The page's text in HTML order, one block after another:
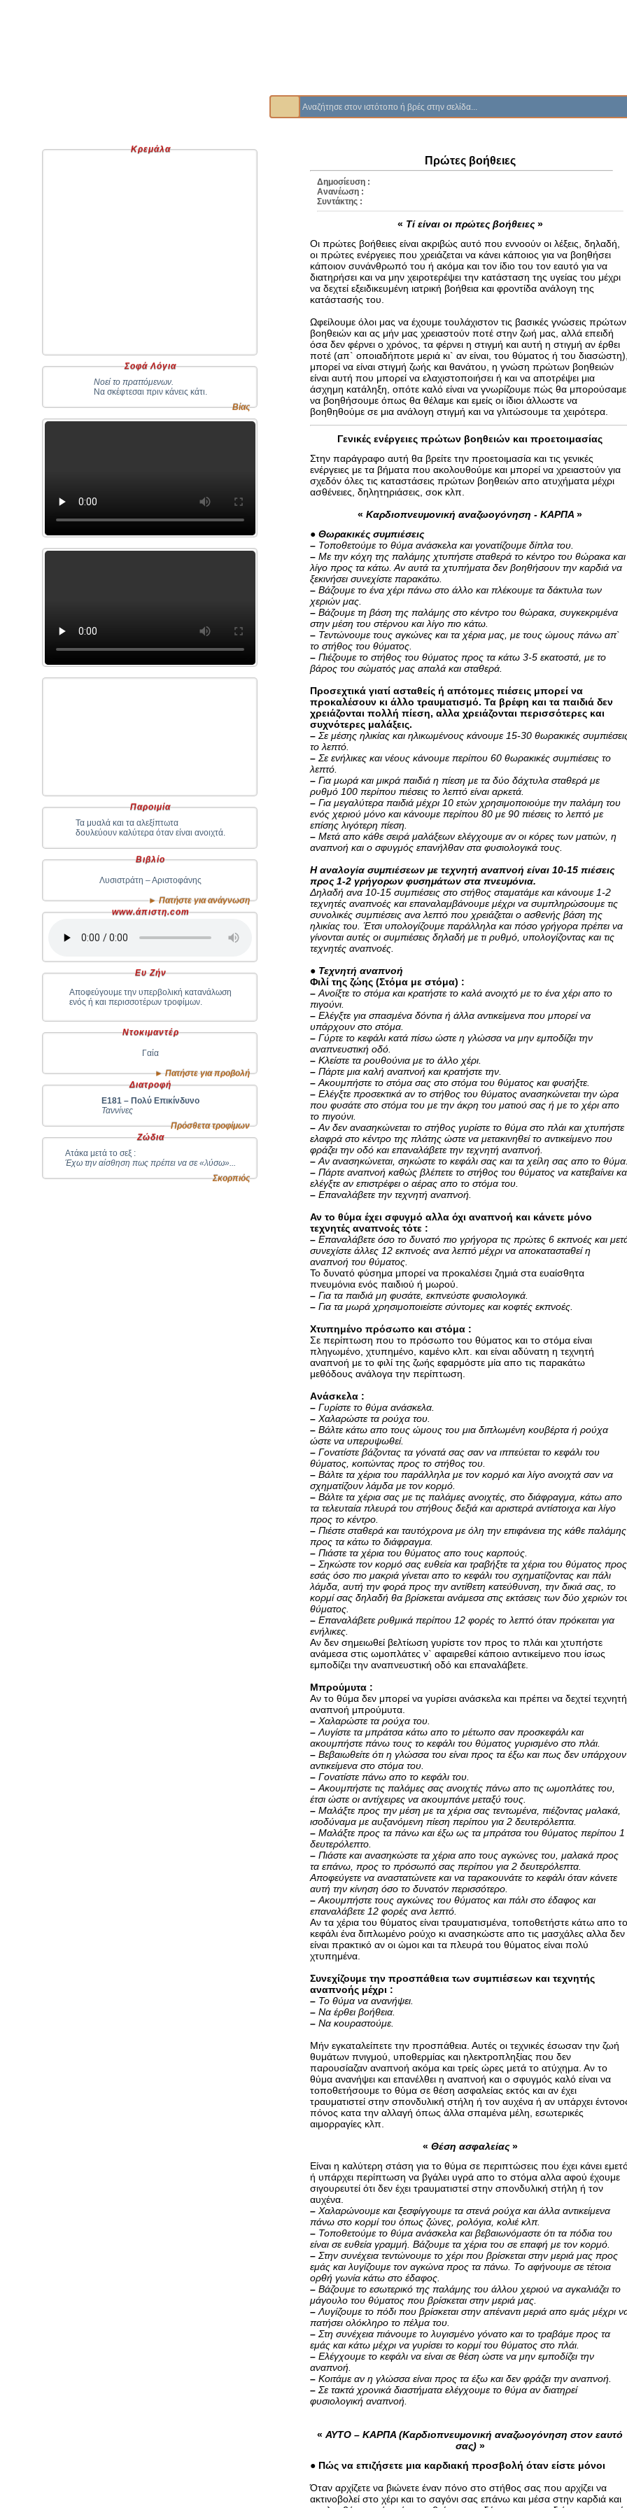
Κρεμάλα
Σοφά Λόγια
Βίας
Νοεί το πραττόμενων.
Να σκέφτεσαι πριν κάνεις κάτι.
Παροιμία
Τα μυαλά και τα αλεξίπτωτα
δουλεύουν καλύτερα όταν είναι ανοιχτά.
Βιβλίο
► Πατήστε για ανάγνωση
Λυσιστράτη – Αριστοφάνης
www.άπιστη.com
Ευ Ζήν
Αποφεύγουμε την υπερβολική κατανάλωση
ενός ή και περισσοτέρων τροφίμων.
Ντοκιμαντέρ
► Πατήστε για προβολή
Γαία
Διατροφή
Πρόσθετα τροφίμων
Ε181 – Πολύ Επικίνδυνο
Ταννίνες
Ζώδια
Σκορπιός
Ατάκα μετά το σεξ :
Έχω την αίσθηση πως πρέπει να σε «λύσω»...
Πρώτες βοήθειες
Δημοσίευση :
Ανανέωση :
Συντάκτης :
« Τί είναι οι πρώτες βοήθειες»
Οι πρώτες βοήθειες είναι ακριβώς αυτό που εννοούν οι λέξεις, δηλαδή,
οι πρώτες ενέργειες που χρειάζεται να κάνει κάποιος για να βοηθήσει
κάποιον συνάνθρωπό του ή ακόμα και τον ίδιο του τον εαυτό για να
διατηρήσει και να μην χειροτερέψει την κατάσταση της υγείας του μέχρι
να δεχτεί εξειδικευμένη ιατρική βοήθεια και φροντίδα ανάλογη της
κατάστασής του.
Ωφείλουμε όλοι μας να έχουμε τουλάχιστον τις βασικές γνώσεις πρώτων
βοηθειών και ας μήν μας χρειαστούν ποτέ στην ζωή μας, αλλά επειδή
όσα δεν φέρνει ο χρόνος, τα φέρνει η στιγμή και αυτή η στιγμή αν έρθει
ποτέ (απ` οποιαδήποτε μεριά κι` αν είναι, του θύματος ή του διασώστη),
μπορεί να είναι στιγμή ζωής και θανάτου, η γνώση πρώτων βοηθειών
είναι αυτή που μπορεί να ελαχιστοποιήσει ή και να αποτρέψει μια
άσχημη κατάληξη, οπότε καλό είναι να γνωρίζουμε πώς θα μπορούσαμε
να βοηθήσουμε όπως θα θέλαμε και εμείς οι ίδιοι άλλωστε να
βοηθηθούμε σε μια ανάλογη στιγμή και να γλιτώσουμε τα χειρότερα.
Γενικές ενέργειες πρώτων βοηθειών και προετοιμασίας
Στην παράγραφο αυτή θα βρείτε την προετοιμασία και τις γενικές
ενέργειες με τα βήματα που ακολουθούμε και μπορεί να χρειαστούν για
σχεδόν όλες τις καταστάσεις πρώτων βοηθειών απο ατυχήματα μέχρι
ασθένειες, δηλητηριάσεις, σοκ κλπ.
«Καρδιοπνευμονική αναζωογόνηση - ΚΑΡΠΑ»
●Θωρακικές συμπιέσεις
– Τοποθετούμε το θύμα ανάσκελα και γονατίζουμε δίπλα του.
–Με την κόχη της παλάμης χτυπήστε σταθερά το κέντρο του θώρακα και
λίγο προς τα κάτω. Αν αυτά τα χτυπήματα δεν βοηθήσουν την καρδιά να
ξεκινήσει συνεχίστε παρακάτω.
–Βάζουμε το ένα χέρι πάνω στο άλλο και πλέκουμε τα δάκτυλα των
χεριών μας.
–Βάζουμε τη βάση της παλάμης στο κέντρο του θώρακα, συγκεκριμένα
στην μέση του στέρνου και λίγο πιο κάτω.
– Τεντώνουμε τους αγκώνες και τα χέρια μας, με τους ώμους πάνω απ`
το στήθος του θύματος.
–Πιέζουμε το στήθος του θύματος προς τα κάτω 3-5 εκατοστά, με το
βάρος του σώματός μας απαλά και σταθερά.
Προσεχτικά γιατί ασταθείς ή απότομες πιέσεις μπορεί να
προκαλέσουν κι άλλο τραυματισμό. Τα βρέφη και τα παιδιά δεν
χρειάζονται πολλή πίεση, αλλα χρειάζονται περισσότερες και
συχνότερες μαλάξεις.
–Σε μέσης ηλικίας και ηλικωμένους κάνουμε 15-30 θωρακικές
το λεπτό.
–Σε ενήλικες και νέους κάνουμε περίπου 60 θωρακικές συμπιέσεις το
λεπτό.
–Για μωρά και μικρά παιδιά η πίεση με τα δύο δάχτυλα σταθερά με
ρυθμό 100 περίπου πιέσεις το λεπτό είναι αρκετά.
–Για μεγαλύτερα παιδιά μέχρι 10 ετών χρησιμοποιούμε την παλάμη του
ενός χεριού μόνο και κάνουμε περίπου 80 με 90 πιέσεις το λεπτό με
επίσης λιγότερη πίεση.
–Μετά απο κάθε σειρά μαλάξεων ελέγχουμε αν οι κόρες των ματιών, η
αναπνοή και ο σφυγμός επανήλθαν στα φυσιολογικά τους.
Η αναλογία συμπιέσεων με τεχνητή αναπνοή είναι 10-15 πιέσεις
προς 1-2 γρήγορων φυσημάτων στα πνευμόνια.
Δηλαδή ανα 10-15 συμπιέσεις στο στήθος σταματάμε και κάνουμε 1-2
τεχνητές αναπνοές και επαναλαμβάνουμε μέχρι να συμπληρώσουμε τις
συνολικές συμπιέσεις ανα λεπτό που χρειάζεται ο ασθενής βάση της
ηλικίας του. Έτσι υπολογίζουμε παράλληλα και πόσο γρήγορα πρέπει να
γίνονται αυτές οι συμπιέσεις δηλαδή με τι ρυθμό, υπολογίζοντας και τις
τεχνητές αναπνοές.
● Τεχνητή αναπνοή
Φιλί της ζώης (Στόμα με στόμα) :
–Ανοίξτε το στόμα και κρατήστε το καλά ανοιχτό με το ένα χέρι απο το
πιγούνι.
–Ελέγξτε για σπασμένα δόντια ή άλλα αντικείμενα που μπορεί να
υπάρχουν στο στόμα.
–Γύρτε το κεφάλι κατά πίσω ώστε η γλώσσα να μην εμποδίζει την
αναπνευστική οδό.
–Κλείστε τα ρουθούνια με το άλλο χέρι.
–Πάρτε μια καλή αναπνοή και κρατήστε την.
–Ακουμπήστε το στόμα σας στο στόμα του θύματος και φυσήξτε.
–Ελέγξτε προσεκτικά αν το στήθος του θύματος ανασηκώνεται την ώρα
που φυσάτε στο στόμα του με την άκρη του ματιού σας ή με το χέρι απο
το πιγούνι.
–Αν δεν ανασηκώνεται το στήθος γυρίστε το θύμα στο πλάι και χτυπήστε
ελαφρά στο κέντρο της πλάτης ώστε να μετακινηθεί το αντικείμενο που
φράζει την οδό και επαναλάβετε την τεχνητή αναπνοή.
–Αν ανασηκώνεται, σηκώστε το κεφάλι σας και τα χείλη σας απο το θύμα.
–Πάρτε αναπνοή καθώς βλέπετε το στήθος του θύματος να κατεβαίνει
ελέγξτε αν επιστρέφει ο αέρας απο το στόμα του.
–Επαναλάβετε την τεχνητή αναπνοή.
Αν το θύμα έχει σφυγμό αλλα όχι αναπνοή και κάνετε μόνο
τεχνητές αναπνοές τότε :
–Επαναλάβετε όσο το δυνατό πιο γρήγορα τις πρώτες 6 εκπνοές και
συνεχίστε άλλες 12 εκπνοές ανα λεπτό μέχρι να αποκατασταθεί η
αναπνοή του θύματος.
Το δυνατό φύσημα μπορεί να προκαλέσει ζημιά στα ευαίσθητα
πνευμόνια ενός παιδιού ή μωρού.
–Για τα παιδιά μη φυσάτε, εκπνεύστε φυσιολογικά.
–Για τα μωρά χρησιμοποιείστε σύντομες και κοφτές εκπνοές.
Χτυπημένο πρόσωπο και στόμα :
Σε περίπτωση που το πρόσωπο του θύματος και το στόμα είναι
πληγωμένο, χτυπημένο, καμένο κλπ. και είναι αδύνατη η τεχνητή
αναπνοή με το φιλί της ζωής εφαρμόστε μία απο τις παρακάτω
μεθόδους ανάλογα την περίπτωση.
Aνάσκελα :
–Γυρίστε το θύμα ανάσκελα.
–Χαλαρώστε τα ρούχα του.
–Βάλτε κάτω απο τους ώμους του μια διπλωμένη κουβέρτα ή ρούχα
ώστε να υπερυψωθεί.
–Γονατίστε βάζοντας τα γόνατά σας σαν να ιππεύεται το κεφάλι του
θύματος, κοιτώντας προς το στήθος του.
–Βάλτε τα χέρια του παράλληλα με τον κορμό και λίγο ανοιχτά σαν να
σχηματίζουν λάμδα με τον κορμό.
–Βάλτε τα χέρια σας με τις παλάμες ανοιχτές, στο διάφραγμα, κάτω απο
τα τελευταία πλευρά του στήθους δεξιά και αριστερά αντίστοιχα και λίγο
προς το κέντρο.
–Πιέστε σταθερά και ταυτόχρονα με όλη την επιφάνεια της κάθε παλάμης
προς τα κάτω το διάφραγμα.
–Πιάστε τα χέρια του θύματος απο τους καρπούς.
–Σηκώστε τον κορμό σας ευθεία και τραβήξτε τα χέρια του θύματος προς
εσάς όσο πιο μακριά γίνεται απο το κεφάλι του σχηματίζοντας και πάλι
λάμδα, αυτή την φορά προς την αντίθετη κατεύθυνση, την δικιά σας, το
κορμί σας δηλαδή θα βρίσκεται ανάμεσα στις εκτάσεις των δύο χεριών
θύματος.
–Επαναλάβετε ρυθμικά περίπου 12 φορές το λεπτό όταν πρόκειται για
ενήλικες.
Αν δεν σημειωθεί βελτίωση γυρίστε τον προς το πλάι και χτυπήστε
ανάμεσα στις ωμοπλάτες ν` αφαιρεθεί κάποιο αντικείμενο που ίσως
εμποδίζει την αναπνευστική οδό και επαναλάβετε.
Mπρούμυτα :
Αν το θύμα δεν μπορεί να γυρίσει ανάσκελα και πρέπει να δεχτεί τεχνητή
αναπνοή μπρούμυτα.
–Χαλαρώστε τα ρούχα του.
–Λυγίστε τα μπράτσα κάτω απο το μέτωπο σαν προσκεφάλι και
ακουμπήστε πάνω τους το κεφάλι του θύματος γυρισμένο στο πλάι.
–Βεβαιωθείτε ότι η γλώσσα του είναι προς τα έξω και πως δεν υπάρχουν
αντικείμενα στο στόμα του.
–Γονατίστε πάνω απο το κεφάλι του.
–Ακουμπήστε τις παλάμες σας ανοιχτές πάνω απο τις ωμοπλάτες του,
έτσι ώστε οι αντίχειρες να ακουμπάνε μεταξύ τους.
–Μαλάξτε προς την μέση με τα χέρια σας τεντωμένα, πιέζοντας μαλακά,
ισοδύναμα με αυξανόμενη πίεση περίπου για 2 δευτερόλεπτα.
–Μαλάξτε προς τα πάνω και έξω ως τα μπράτσα του θύματος περίπου 1
δευτερόλεπτο.
–Πιάστε και ανασηκώστε τα χέρια απο τους αγκώνες του, μαλακά προς
τα επάνω, προς το πρόσωπό σας περίπου για 2 δευτερόλεπτα.
Αποφεύγετε να αναστατώνετε και να ταρακουνάτε το κεφάλι όταν κάνετε
αυτή την κίνηση όσο το δυνατόν περισσότερο.
–Ακουμπήστε τους αγκώνες του θύματος και πάλι στο έδαφος και
επαναλάβετε 12 φορές ανα λεπτό.
Αν τα χέρια του θύματος είναι τραυματισμένα, τοποθετήστε κάτω απο το
κεφάλι ένα διπλωμένο ρούχο κι ανασηκώστε απο τις μασχάλες αλλα δεν
είναι πρακτικό αν οι ώμοι και τα πλευρά του θύματος είναι πολύ
χτυπημένα.
Συνεχίζουμε την προσπάθεια των συμπιέσεων και τεχνητής
αναπνοής μέχρι :
– Το θύμα να ανανήψει.
–Να έρθει βοήθεια.
–Να κουραστούμε.
Μήν εγκαταλείπετε την προσπάθεια. Αυτές οι τεχνικές έσωσαν την ζωή
θυμάτων πνιγμού, υποθερμίας και ηλεκτροπληξίας που δεν
παρουσίαζαν αναπνοή ακόμα και τρείς ώρες μετά το ατύχημα. Αν το
θύμα ανανήψει και επανέλθει η αναπνοή και ο σφυγμός καλό είναι να
τοποθετήσουμε το θύμα σε θέση ασφαλείας εκτός και αν έχει
τραυματιστεί στην σπονδυλική στήλη ή τον αυχένα ή αν υπάρχει
πόνος κατα την αλλαγή όπως άλλα σπαμένα μέλη, εσωτερικές
αιμορραγίες κλπ.
« Θέση ασφαλείας»
Είναι η καλύτερη στάση για το θύμα σε περιπτώσεις που έχει κάνει
ή υπάρχει περίπτωση να βγάλει υγρά απο το στόμα αλλα αφού έχουμε
σιγουρευτεί ότι δεν έχει τραυματιστεί στην σπονδυλική στήλη ή τον
αυχένα.
–Χαλαρώνουμε και ξεσφίγγουμε τα στενά ρούχα και άλλα αντικείμενα
πάνω στο κορμί του όπως ζώνες, ρολόγια, κολιέ κλπ.
– Τοποθετούμε το θύμα ανάσκελα και βεβαιωνόμαστε ότι τα πόδια του
είναι σε ευθεία γραμμή. Βάζουμε τα χέρια του σε επαφή με τον κορμό.
–Στην συνέχεια τεντώνουμε το χέρι που βρίσκεται στην μεριά μας προς
εμάς και λυγίζουμε τον αγκώνα προς τα πάνω. Το αφήνουμε σε τέτοια
ορθή γωνία κάτω στο έδαφος.
–Βάζουμε το εσωτερικό της παλάμης του άλλου χεριού να αγκαλιάζει το
μάγουλο του θύματος που βρίσκεται στην μεριά μας.
–Λυγίζουμε το πόδι που βρίσκεται στην απέναντι μεριά απο εμάς μέχρι
πατήσει ολόκληρο το πέλμα του.
–Στη συνέχεια πιάνουμε το λυγισμένο γόνατο και το τραβάμε προς τα
εμάς και κάτω μέχρι να γυρίσει το κορμί του θύματος στο πλάι.
–Ελέγχουμε το κεφάλι να είναι σε θέση ώστε να μην εμποδίζει την
αναπνοή.
–Κοιτάμε αν η γλώσσα είναι προς τα έξω και δεν φράζει την αναπνοή.
–Σε τακτά χρονικά διαστήματα ελέγχουμε το θύμα αν διατηρεί
φυσιολογική αναπνοή.
«ΑΥΤΟ – ΚΑΡΠΑ (Καρδιοπνευμονική αναζωογόνηση στον εαυτό
σας) »
● Πώς να επιζήσετε μια καρδιακή προσβολή όταν είστε μόνοι
Όταν αρχίζετε να βιώνετε έναν πόνο στο στήθος σας που αρχίζει να
ακτινοβολεί στο χέρι και το σαγόνι σας επάνω και μέσα στην καρδιά και